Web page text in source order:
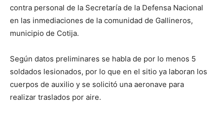
contra personal de la Secretaría de la Defensa Nacional
en las inmediaciones de la comunidad de Gallineros,
municipio de Cotija.
Según datos preliminares se habla de por lo menos 5
soldados lesionados, por lo que en el sitio ya laboran los
cuerpos de auxilio y se solicitó una aeronave para
realizar traslados por aire.